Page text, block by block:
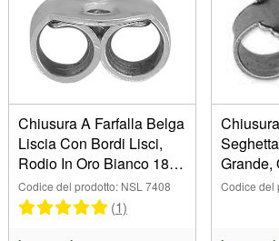
Chiusura A Farfalla Belga
Liscia Con Bordi Lisci,
Rodio In Oro Bianco 18
Carati. Rif. 07408, Coppia
Codice del prodotto: NSL 7408
(1)
Grande,
Carati
Codice del